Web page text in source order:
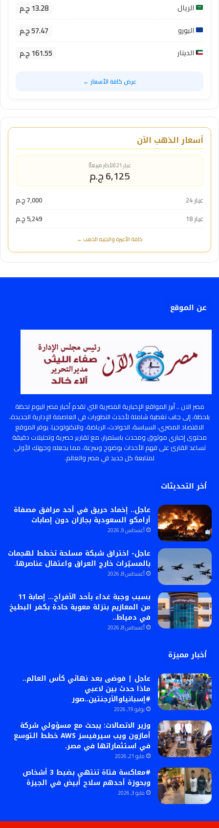
الريال 13.28 ج.م
اليورو 57.47 ج.م
الدينار 161.55 ج.م
عرض كافة الأسعار ←
أسعار الذهب الآن
عيار 21 (الأكثر مبيعاً)
6,125 ج.م
عيار 24
7,000 ج.م
عيار 18
5,249 ج.م
كافة الأعيرة والجنيه الذهب ←
عن الموقع
مصر الان .. أبرز المواقع الإخبارية المصرية التي تقدم أخبار مصر اليوم لحظة
بلحظة، إلى جانب تغطية شاملة لأحدث التطورات في العاصمة الإدارية الجديدة،
الاقتصاد المصري، السياسة، الحوادث، الرياضة، والتكنولوجيا. يوفر الموقع
محتوى إخباري موثوق ومحدث باستمرار، مع تقارير حصرية وتحليلات دقيقة
تساعد القارئ على فهم الأحداث بوضوح وسرعة، مما يجعله وجهتك الأولى
لمتابعة كل جديد في مصر والعالم.
أخر التحديثات
عاجل.. إخماد حريق في أحد مرافق مصفاة
أرامكو السعودية بجازان دون إصابات
أغسطس 9, 2026
عاجل- اختراق شبكة مسلحة تخطط لهجمات
بالمسيّرات خارج العراق واعتقال عناصرها.
أغسطس 8, 2026
بسبب وجبة غداء بأحد الأفراح… إصابة 11
من المعازيم بنزلة معوية حادة بكفر البطيخ
في دمياط..
أغسطس 8, 2026
أخبار مميزة
عاجل | فوضى بعد نهائي كأس العالم..
ماذا حدث بين لاعبي
#إسبانياوالأرجنتين..صور
يوليو 19, 2026
وزير الاتصالات: يبحث مع مسؤولي شركة
أمازون ويب سيرفيسز AWS خطط التوسع
في استثماراتها في مصر.
مايو 21, 2026
#معاكسة فتاة تنتهي بضبط 3 أشخاص
وبحوزة أحدهم سلاح أبيض في الجيزة
مايو 3, 2026